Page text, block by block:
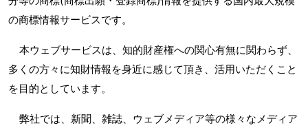
の商標情報サービスです。
本ウェブサービスは、知的財産権への関心有無に関わらず、
多くの方々に知財情報を身近に感じて頂き、活用いただくこと
を目的としています。
弊社では、新聞、雑誌、ウェブメディア等の様々なメディア